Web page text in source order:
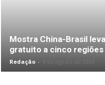
Mostra China-Brasil
gratuito a cinco regiões
Redação -